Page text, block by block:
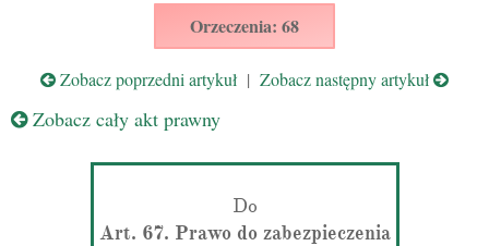
Orzeczenia: 68
Zobacz poprzedni artykuł | Zobacz następny artykuł
Zobacz cały akt prawny
Do
Art. 67. Prawo do zabezpieczenia